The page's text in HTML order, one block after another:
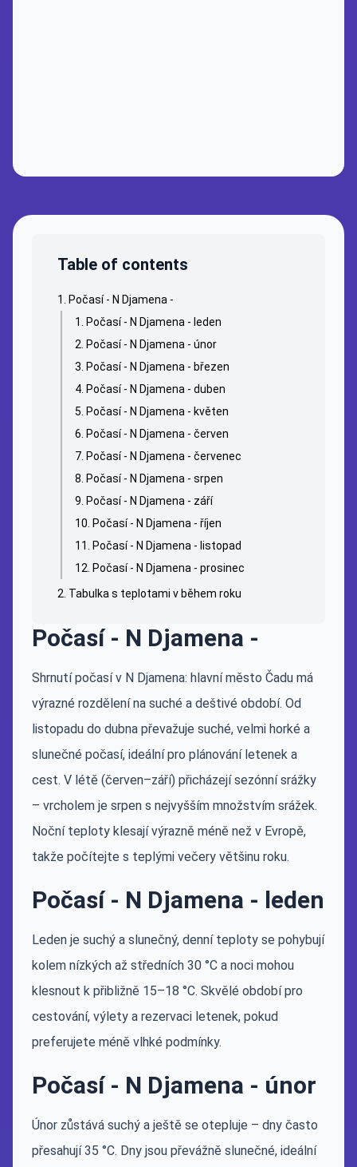
Table of contents
Počasí - N Djamena -
Počasí - N Djamena - leden
Počasí - N Djamena - únor
Počasí - N Djamena - březen
Počasí - N Djamena - duben
Počasí - N Djamena - květen
Počasí - N Djamena - červen
Počasí - N Djamena - červenec
Počasí - N Djamena - srpen
Počasí - N Djamena - září
Počasí - N Djamena - říjen
Počasí - N Djamena - listopad
Počasí - N Djamena - prosinec
Tabulka s teplotami v během roku
Počasí - N Djamena -
Shrnutí počasí v N Djamena: hlavní město Čadu má
výrazné rozdělení na suché a deštivé období. Od
listopadu do dubna převažuje suché, velmi horké a
slunečné počasí, ideální pro plánování letenek a
cest. V létě (červen–září) přicházejí sezónní srážky
– vrcholem je srpen s nejvyšším množstvím srážek.
Noční teploty klesají výrazně méně než v Evropě,
takže počítejte s teplými večery většinu roku.
Počasí - N Djamena - leden
Leden je suchý a slunečný, denní teploty se pohybují
kolem nízkých až středních 30 °C a noci mohou
klesnout k přibližně 15–18 °C. Skvělé období pro
cestování, výlety a rezervaci letenek, pokud
preferujete méně vlhké podmínky.
Počasí - N Djamena - únor
Únor zůstává suchý a ještě se otepluje – dny často
přesahují 35 °C. Dny jsou převážně slunečné, ideální